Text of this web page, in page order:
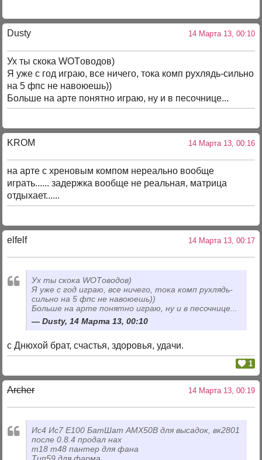
Dusty 14 Марта 13, 00:10
Ух ты скока WOTоводов)
Я уже с год играю, все ничего, тока комп рухлядь-сильно
на 5 фпс не навоюешь))
Больше на арте понятно играю, ну и в песочнице...
KROM 14 Марта 13, 00:16
на арте с хреновым компом нереально вообще
играть...... задержка вообще не реальная, матрица
отдыхает......
elfelf 14 Марта 13, 00:17
Ух ты скока WOTоводов)
Я уже с год играю, все ничего, тока комп рухлядь-
сильно на 5 фпс не навоюешь))
Больше на арте понятно играю, ну и в песочнице...
Dusty, 14 Марта 13, 00:10
с Днюхой брат, счастья, здоровья, удачи.
1
Archer 14 Марта 13, 00:19
Ис4 Ис7 Е100 БатШат АМХ50В для высадок, вк2801
после 0.8.4 продал нах
т18 т48 пантер для фана
Тип59 для фарма